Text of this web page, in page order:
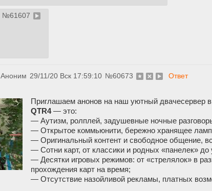
№61607
Аноним 29/11/20 Вск 17:59:10 №60673 Ответ
Приглашаем анонов на наш уютный двачесервер
QTR4— это:
— Аутизм, ролплей, задушевные ночные
— Открытое коммьюнити, бережно хранящее
— Оригинальный контент и свободное общение,
— Сотни карт, от классики и родных «панелек»
— Десятки игровых режимов: от «стрелялок» в
прохождения карт на время;
— Отсутствие назойливой рекламы, платных